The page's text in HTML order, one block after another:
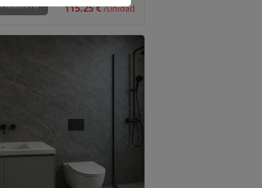
115.25 €/Unidad
vertical Cover XL Granit